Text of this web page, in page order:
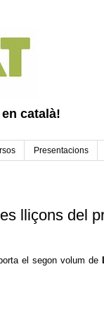
català!
Presentacions
lliçons del
el segon volum de